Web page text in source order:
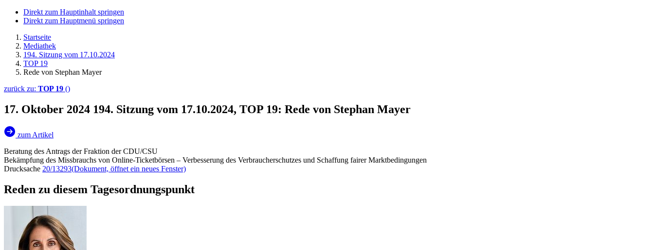
Direkt zum Hauptinhalt springen
Direkt zum Hauptmenü springen
Startseite
Mediathek
194. Sitzung vom 17.10.2024
TOP 19
Rede von Stephan Mayer
zurück zu: TOP 19 ()
17. Oktober 2024 194. Sitzung vom 17.10.2024, TOP 19: Rede von Stephan Mayer
zum Artikel
Beratung des Antrags der Fraktion der CDU/CSU
Bekämpfung des Missbrauchs von Online-Ticketbörsen – Verbesserung des Verbraucherschutzes und Schaffung fairer Marktbedingungen
Drucksache 20/13293(Dokument, öffnet ein neues Fenster)
Reden zu diesem Tagesordnungspunkt